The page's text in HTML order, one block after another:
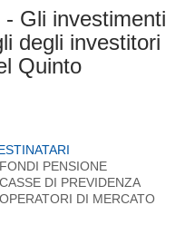
Gli investimenti
degli investitori
Quinto
FONDI PENSIONE
CASSE DI PREVIDENZA
OPERATORI DI MERCATO